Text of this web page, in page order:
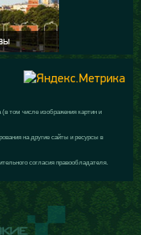
том числе изображения картин и
на другие сайты и ресурсы в
согласия правообладателя.